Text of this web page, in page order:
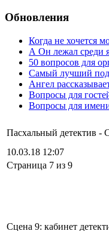
Обновления
Когда не хочется
А Он лежал среди
50 вопросов для
Самый лучший
Ангел
Вопросы для
Вопросы для
Пасхальный детектив -
10.03.18 12:07
Cтраница 7 из 9
Сцена 9: кабинет